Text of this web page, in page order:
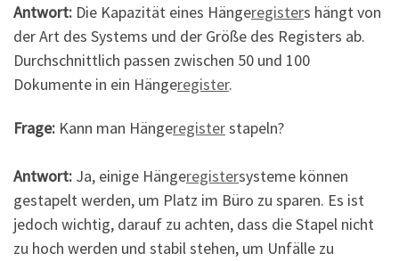
Antwort: Die Kapazität eines Hängeregisters hängt von
der Art des Systems und der Größe des Registers ab.
Durchschnittlich passen zwischen 50 und 100
Dokumente in ein Hängeregister.
Frage: Kann man Hängeregisterstapeln?
Antwort: Ja, einige Hängeregistersysteme können
gestapelt werden, um Platz im Büro zu sparen. Es ist
jedoch wichtig, darauf zu achten, dass die Stapel nicht
zu hoch werden und stabil stehen, um Unfälle zu